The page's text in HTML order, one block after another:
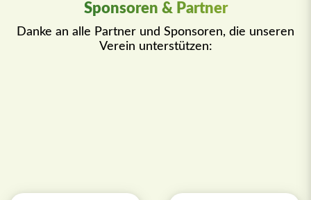
Sponsoren & Partner
Danke an alle Partner und Sponsoren, die unseren
Verein unterstützen: